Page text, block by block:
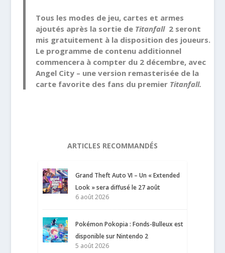
Tous les modes de jeu, cartes et armes
ajoutés après la sortie de Titanfall 2 seront
mis gratuitement à la disposition des joueurs.
Le programme de contenu additionnel
commencera à compter du 2 décembre, avec
Angel City – une version remasterisée de la
carte favorite des fans du premier Titanfall.
ARTICLES RECOMMANDÉS
Grand Theft Auto VI – Un « Extended
Look » sera diffusé le 27 août
6 août 2026
Pokémon Pokopia : Fonds-Bulleux est
disponible sur Nintendo 2
5 août 2026